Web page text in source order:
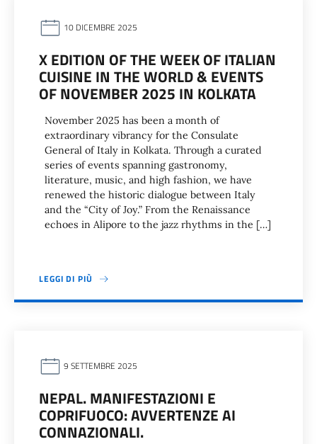
10 DICEMBRE 2025
X EDITION OF THE WEEK OF ITALIAN
CUISINE IN THE WORLD & EVENTS
OF NOVEMBER 2025 IN KOLKATA
November 2025 has been a month of
extraordinary vibrancy for the Consulate
General of Italy in Kolkata. Through a curated
series of events spanning gastronomy,
literature, music, and high fashion, we have
renewed the historic dialogue between Italy
and the “City of Joy.” From the Renaissance
echoes in Alipore to the jazz rhythms in the […]
LEGGI DI PIÙ
9 SETTEMBRE 2025
NEPAL. MANIFESTAZIONI E
COPRIFUOCO: AVVERTENZE AI
CONNAZIONALI.